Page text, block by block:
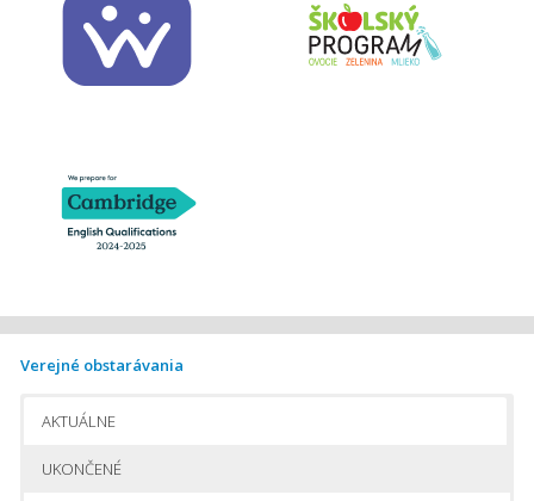
Verejné obstarávania
AKTUÁLNE
UKONČENÉ